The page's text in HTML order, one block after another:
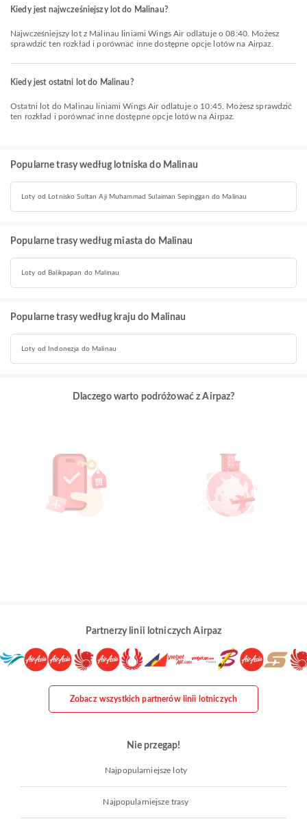
Kiedy jest najwcześniejszy lot do Malinau?
Najwcześniejszy lot z Malinau liniami Wings Air odlatuje o 08:40. Możesz
sprawdzić ten rozkład i porównać inne dostępne opcje lotów na Airpaz.
Kiedy jest ostatni lot do Malinau?
Ostatni lot do Malinau liniami Wings Air odlatuje o 10:45. Możesz sprawdzić
ten rozkład i porównać inne dostępne opcje lotów na Airpaz.
Popularne trasy według lotniska do Malinau
Loty od Lotnisko Sultan Aji Muhammad Sulaiman Sepinggan do Malinau
Popularne trasy według miasta do Malinau
Loty od Balikpapan do Malinau
Popularne trasy według kraju do Malinau
Loty od Indonezja do Malinau
Dlaczego warto podróżować z Airpaz?
Partnerzy linii lotniczych Airpaz
Zobacz wszystkich partnerów linii lotniczych
Nie przegap!
Najpopularniejsze loty
Najpopularniejsze trasy